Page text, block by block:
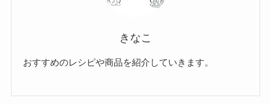
きなこ
おすすめのレシピや商品を紹介していきます。